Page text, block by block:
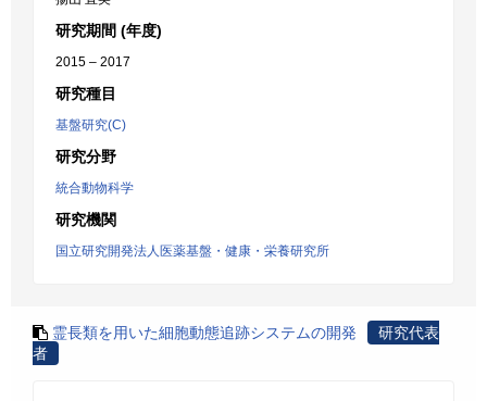
研究期間 (年度)
2015 – 2017
研究種目
基盤研究(C)
研究分野
統合動物科学
研究機関
国立研究開発法人医薬基盤・健康・栄養研究所
霊長類を用いた細胞動態追跡システムの開発
研究代表
者